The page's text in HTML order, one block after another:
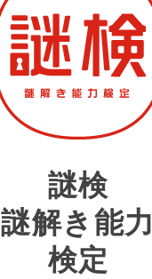
謎検
謎解き能
検定